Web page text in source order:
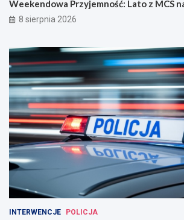
Weekendowa Przyjemność: Lato z MCS
8 sierpnia 2026
INTERWENCJE POLICJA